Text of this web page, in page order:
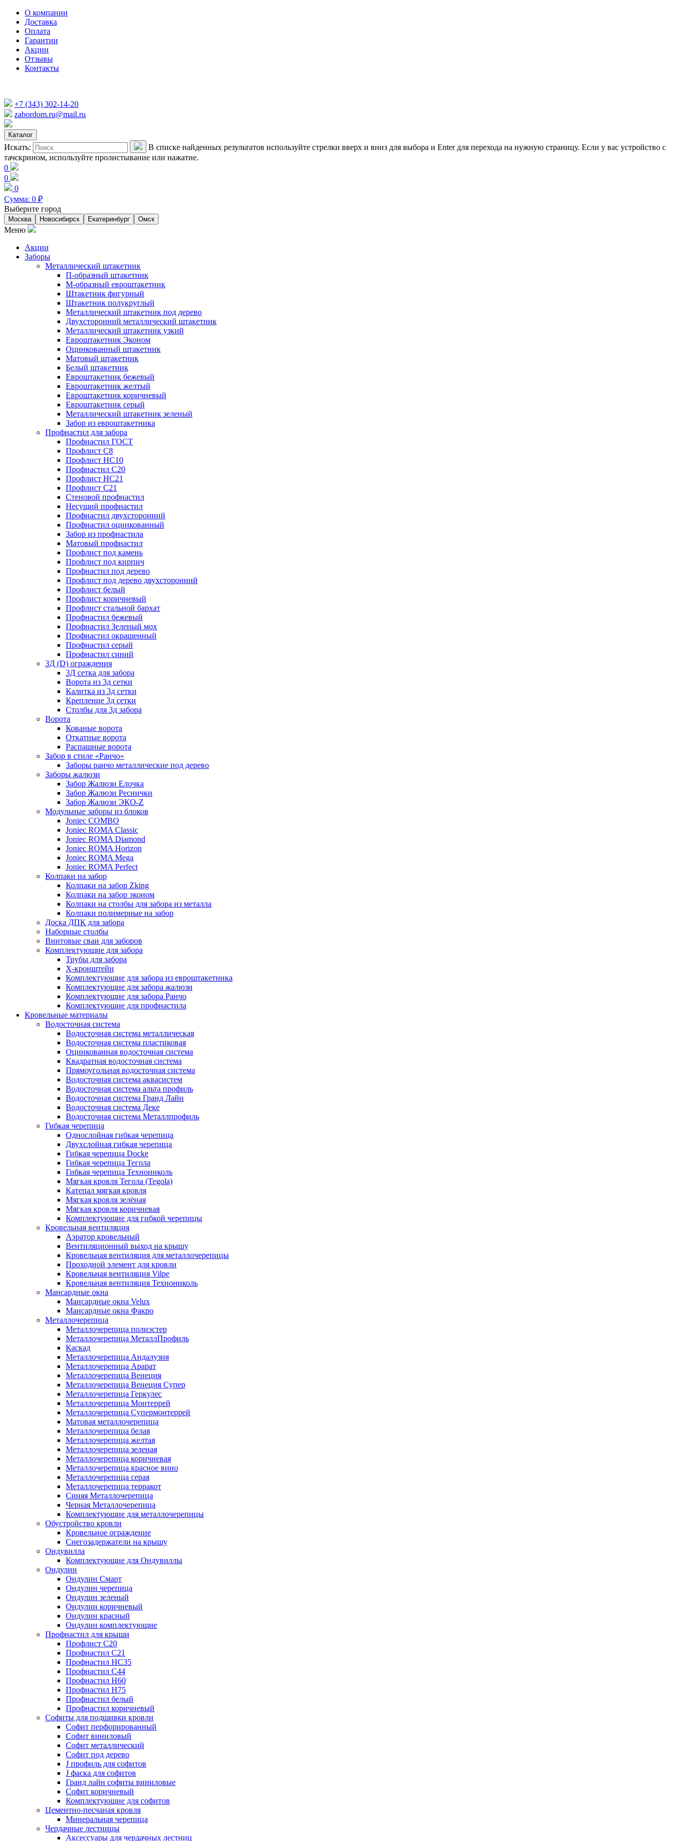
О компании
Доставка
Оплата
Гарантии
Акции
Отзывы
Контакты
+7 (343) 302-14-20
zabordom.ru@mail.ru
Каталог
Искать:
В списке найденных результатов используйте стрелки вверх и вниз для выбора и Enter для перехода на нужную страницу. Если у вас устройство с
тачскрином, используйте пролистывание или нажатие.
0
0
0
Сумма: 0 ₽
Выберите город
Москва Новосибирск Екатеринбург Омск
Меню
Акции
Заборы
Металлический штакетник
П-образный штакетник
М-образный евроштакетник
Штакетник фигурный
Штакетник полукруглый
Металлический штакетник под дерево
Двухсторонний металлический штакетник
Металлический штакетник узкий
Евроштакетник Эконом
Оцинкованный штакетник
Матовый штакетник
Белый штакетник
Евроштакетник бежевый
Евроштакетник желтый
Евроштакетник коричневый
Евроштакетник серый
Металлический штакетник зеленый
Забор из евроштакетника
Профнастил для забора
Профнастил ГОСТ
Профлист С8
Профлист НС10
Профнастил С20
Профлист НС21
Профлист С21
Стеновой профнастил
Несущий профнастил
Профнастил двухсторонний
Профнастил оцинкованный
Забор из профнастила
Матовый профнастил
Профлист под камень
Профлист под кирпич
Профнастил под дерево
Профлист под дерево двухсторонний
Профлист белый
Профлист коричневый
Профлист стальной бархат
Профнастил бежевый
Профнастил Зеленый мох
Профнастил окрашенный
Профнастил серый
Профнастил синий
3Д (D) ограждения
3Д сетка для забора
Ворота из 3д сетки
Калитка из 3д сетки
Крепление 3д сетки
Столбы для 3д забора
Ворота
Кованые ворота
Откатные ворота
Распашные ворота
Забор в стиле «Ранчо»
Заборы ранчо металлические под дерево
Заборы жалюзи
Забор Жалюзи Елочка
Забор Жалюзи Реснички
Забор Жалюзи ЭКО-Z
Модульные заборы из блоков
Joniec COMBO
Joniec ROMA Classic
Joniec ROMA Diamond
Joniec ROMA Horizon
Joniec ROMA Mega
Joniec ROMA Perfect
Колпаки на забор
Колпаки на забор Zking
Колпаки на забор эконом
Колпаки на столбы для забора из металла
Колпаки полимерные на забор
Доска ДПК для забора
Наборные столбы
Винтовые сваи для заборов
Комплектующие для забора
Трубы для забора
Х-кронштейн
Комплектующие для забора из евроштакетника
Комплектующие для забора жалюзи
Комплектующие для забора Ранчо
Комплектующие для профнастила
Кровельные материалы
Водосточная система
Водосточная система металлическая
Водосточная система пластиковая
Оцинкованная водосточная система
Квадратная водосточная система
Прямоугольная водосточная система
Водосточная система аквасистем
Водосточная система альта профиль
Водосточная система Гранд Лайн
Водосточная система Деке
Водосточная система Металлпрофиль
Гибкая черепица
Однослойная гибкая черепица
Двухслойная гибкая черепица
Гибкая черепица Docke
Гибкая черепица Тегола
Гибкая черепица Технониколь
Мягкая кровля Тегола (Tegola)
Катепал мягкая кровля
Мягкая кровля зелёная
Мягкая кровля коричневая
Комплектующие для гибкой черепицы
Кровельная вентиляция
Аэратор кровельный
Вентиляционный выход на крышу
Кровельная вентиляция для металлочерепицы
Проходной элемент для кровли
Кровельная вентиляция Vilpe
Кровельная вентиляция Технониколь
Мансардные окна
Мансардные окна Velux
Мансардные окна Факро
Металлочерепица
Металлочерепица полиэстер
Металлочерепица МеталлПрофиль
Каскад
Металлочерепица Андалузия
Металлочерепица Арарат
Металлочерепица Венеция
Металлочерепица Венеция Супер
Металлочерепица Геркулес
Металлочерепица Монтеррей
Металлочерепица Супермонтеррей
Матовая металлочерепица
Металлочерепица белая
Металлочерепица желтая
Металлочерепица зеленая
Металлочерепица коричневая
Металлочерепица красное вино
Металлочерепица серая
Металлочерепица терракот
Синяя Металлочерепица
Черная Металлочерепица
Комплектующие для металлочерепицы
Обустройство кровли
Кровельное ограждение
Снегозадержатели на крышу
Ондувилла
Комплектующие для Ондувиллы
Ондулин
Ондулин Смарт
Ондулин черепица
Ондулин зеленый
Ондулин коричневый
Ондулин красный
Ондулин комплектующие
Профнастил для крыши
Профлист С20
Профнастил С21
Профнастил НС35
Профнастил С44
Профнастил Н60
Профнастил Н75
Профнастил белый
Профнастил коричневый
Софиты для подшивки кровли
Cофит перфорированный
Софит виниловый
Софит металлический
Софит под дерево
J профиль для софитов
J фаска для софитов
Гранд лайн софиты виниловые
Софит коричневый
Комплектующие для софитов
Цементно-песчаная кровля
Минеральная черепица
Чердачные лестницы
Аксессуары для чердачных лестниц